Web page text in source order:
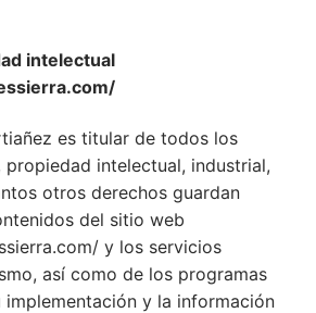
intelectual
es titular de todos los
propiedad intelectual, industrial,
otros derechos guardan
del sitio web
y los servicios
así como de los programas
implementación y la información